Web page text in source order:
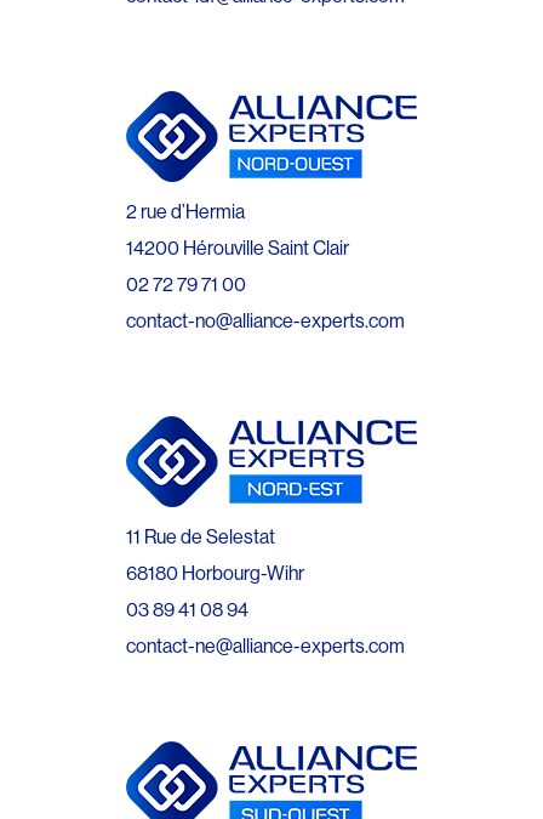
2 rue d’Hermia
14200 Hérouville Saint Clair
02 72 79 71 00
contact-no@alliance-experts.com
11 Rue de Selestat
68180 Horbourg-Wihr
03 89 41 08 94
contact-ne@alliance-experts.com